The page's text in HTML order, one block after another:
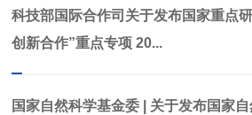
科技部国际合作司关于发布国家重点
创新合作”重点专项 20...
国家自然科学基金委 | 关于发布国家